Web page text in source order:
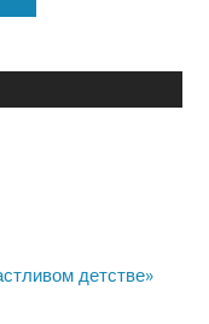
детстве»